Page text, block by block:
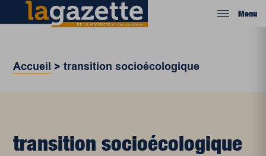
Menu
Accueil >transition socioécologique
transition socioécologique